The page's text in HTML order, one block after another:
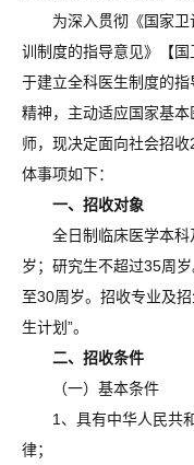
为深入贯彻《国家
训制度的指导意见》【
于建立全科医生制度的
精神，主动适应国家基
师，现决定面向社会招
体事项如下：
一、招收对象
全日制临床医学本
岁；研究生不超过35周
至30周岁。招收专业及
生计划”。
二、招收条件
（一）基本条件
1、具有中华人民共
律；